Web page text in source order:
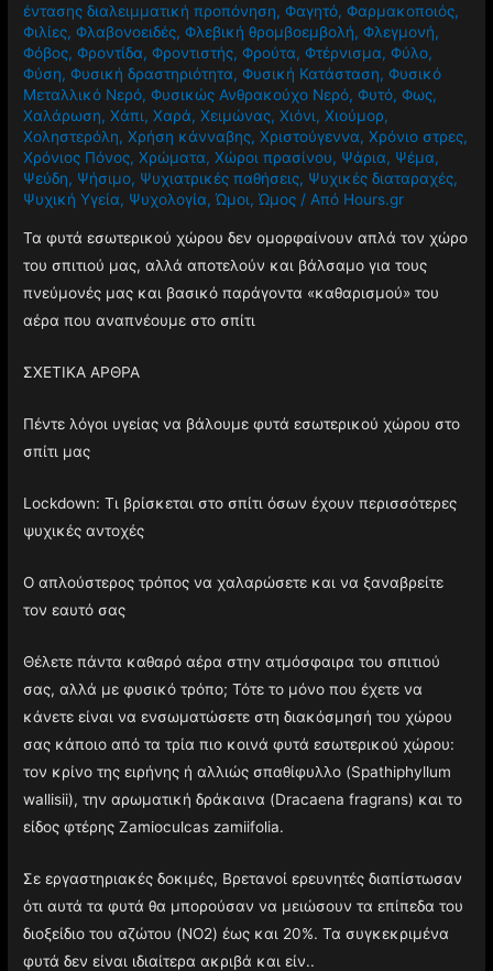
έντασης διαλειμματική προπόνηση,Φαγητό,Φαρμακοποιός,
Φιλίες,Φλαβονοειδές,Φλεβική θρομβοεμβολή,Φλεγμονή,
Φόβος,Φροντίδα,Φροντιστής,Φρούτα,Φτέρνισμα,Φύλο,
Φύση,Φυσική δραστηριότητα,Φυσική Κατάσταση,Φυσικό
Μεταλλικό Νερό,Φυσικώς Ανθρακούχο Νερό,Φυτό,Φως,
Χαλάρωση,Χάπι,Χαρά,Χειμώνας,Χιόνι,Χιούμορ,
Χοληστερόλη,Χρήση κάνναβης,Χριστούγεννα,Χρόνιο στρες,
Χρόνιος Πόνος,Χρώματα,Χώροι πρασίνου, Ψάρια, Ψέμα,
Ψεύδη, Ψήσιμο, Ψυχιατρικές παθήσεις, Ψυχικές διαταραχές,
Ψυχική Υγεία, Ψυχολογία,Ώμοι,Ώμος / Από Hours.gr
Τα φυτά εσωτερικού χώρου δεν ομορφαίνουν απλά τον χώρο
του σπιτιού μας, αλλά αποτελούν και βάλσαμο για τους
πνεύμονές μας και βασικό παράγοντα «καθαρισμού» του
αέρα που αναπνέουμε στο σπίτι
ΣΧΕΤΙΚΑ ΑΡΘΡΑ
Πέντε λόγοι υγείας να βάλουμε φυτά εσωτερικού χώρου στο
σπίτι μας
Lockdown: Τι βρίσκεται στο σπίτι όσων έχουν περισσότερες
ψυχικές αντοχές
Ο απλούστερος τρόπος να χαλαρώσετε και να ξαναβρείτε
τον εαυτό σας
Θέλετε πάντα καθαρό αέρα στην ατμόσφαιρα του σπιτιού
σας, αλλά με φυσικό τρόπο; Τότε το μόνο που έχετε να
κάνετε είναι να ενσωματώσετε στη διακόσμησή του χώρου
σας κάποιο από τα τρία πιο κοινά φυτά εσωτερικού χώρου:
τον κρίνο της ειρήνης ή αλλιώς σπαθίφυλλο (Spathiphyllum
wallisii), την αρωματική δράκαινα (Dracaena fragrans) και το
είδος φτέρης Zamioculcas zamiifolia.
Σε εργαστηριακές δοκιμές, Βρετανοί ερευνητές διαπίστωσαν
ότι αυτά τα φυτά θα μπορούσαν να μειώσουν τα επίπεδα του
διοξείδιο του αζώτου (NO2) έως και 20%. Τα συγκεκριμένα
φυτά δεν είναι ιδιαίτερα ακριβά και είν..